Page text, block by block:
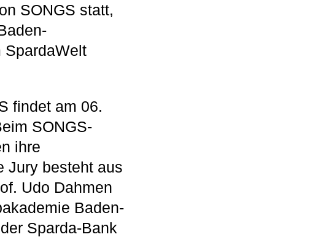
SONGS statt,
SpardaWelt
findet am 06.
SONGS-
ihre
Jury besteht aus
Udo Dahmen
Baden-
Sparda-Bank